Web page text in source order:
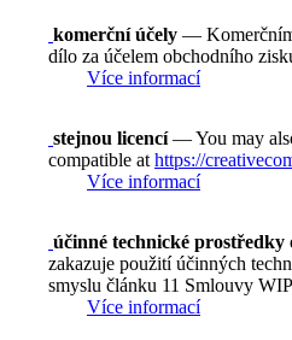
komerční účely —
dílo za účelem obchodního
Více informací
stejnou licencí— You may
compatible at https://
Více informací
účinné technické prostředky
zakazuje použití účinných
smyslu článku 11 Smlouvy
Více informací